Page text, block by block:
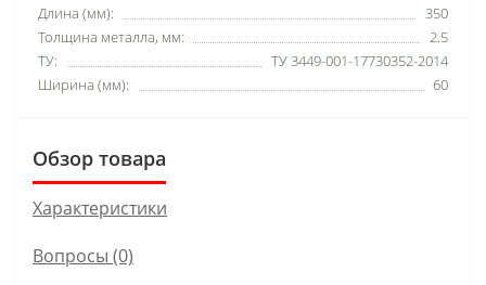
Длина (мм):
350
Толщина металла, мм:
2.5
ТУ:
ТУ 3449-001-17730352-2014
Ширина (мм):
60
Обзор товара
Характеристики
Вопросы (0)